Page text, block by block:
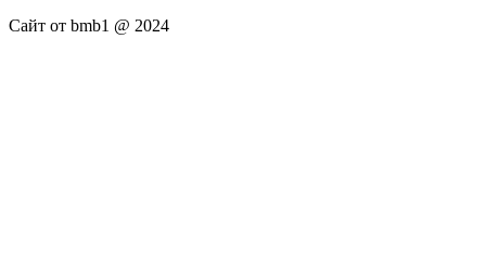
Сайт от bmb1 @ 2024